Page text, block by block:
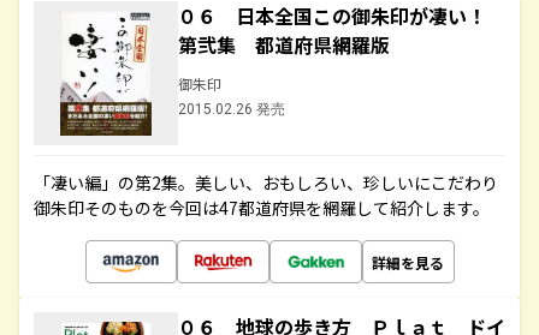
０６ 日本全国この御朱印が凄い！
第弐集 都道府県網羅版
御朱印
2015.02.26 発売
「凄い編」の第2集。美しい、おもしろい、珍しいにこだわり
御朱印そのものを今回は47都道府県を網羅して紹介します。
詳細を見る
０６ 地球の歩き方 Ｐｌａｔ ドイ